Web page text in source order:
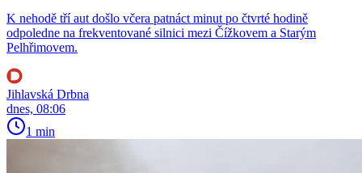
K nehodě tří aut došlo včera patnáct minut po čtvrté hodině
odpoledne na frekventované silnici mezi Čížkovem a Starým
Pelhřimovem.
Jihlavská Drbna
dnes, 08:06
1 min